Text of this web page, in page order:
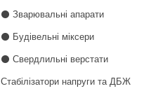
⚫ Зварювальні апарати
⚫ Будівельні міксери
⚫ Свердлильні верстати
Стабілізатори напруги та ДБЖ